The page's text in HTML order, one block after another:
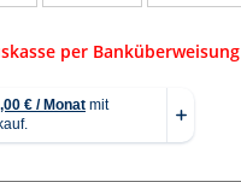
per Banküberweisung